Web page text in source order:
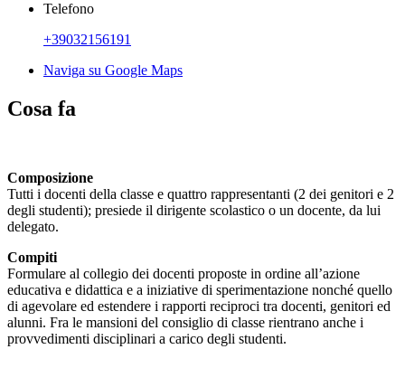
Telefono
+39032156191
Naviga su Google Maps
Cosa fa
Composizione
Tutti i docenti della classe e quattro rappresentanti (2 dei genitori e 2
degli studenti); presiede il dirigente scolastico o un docente, da lui
delegato.
Compiti
Formulare al collegio dei docenti proposte in ordine all’azione
educativa e didattica e a iniziative di sperimentazione nonché quello
di agevolare ed estendere i rapporti reciproci tra docenti, genitori ed
alunni. Fra le mansioni del consiglio di classe rientrano anche i
provvedimenti disciplinari a carico degli studenti.